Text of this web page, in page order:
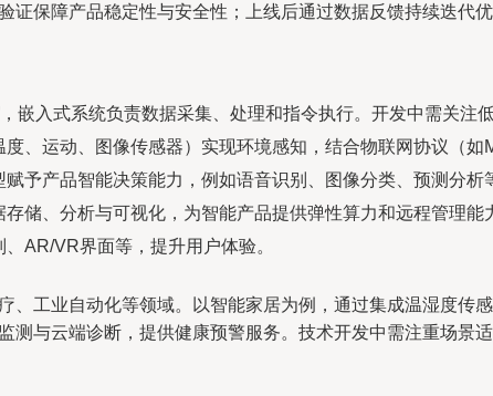
证保障产品稳定性与安全性；上线后通过数据反馈持续迭代优
嵌入式系统负责数据采集、处理和指令执行。开发中需关注
、运动、图像传感器）实现环境感知，结合物联网协议（如
予产品智能决策能力，例如语音识别、图像分类、预测分析
储、分析与可视化，为智能产品提供弹性算力和远程管理能
AR/VR界面等，提升用户体验。
、工业自动化等领域。以智能家居为例，通过集成温湿度传
测与云端诊断，提供健康预警服务。技术开发中需注重场景